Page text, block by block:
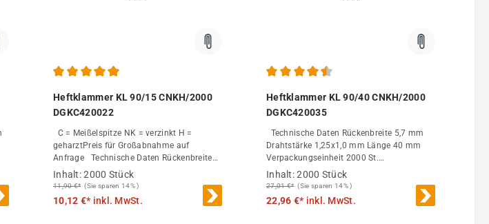
Heftklammer KL 90/15 CNKH/2000
DGKC420022
geharztPreis für Großabnahme auf
Anfrage Technische Daten Rückenbreite
5,7 mm Drahtstärke 1,25x1,0 mm Länge 15
mm Verpackungseinheit 2000 St.
Inhalt:2000 Stück
11,90 €* (Sie sparen 14% )
10,12 €* inkl. MwSt.
Heftklammer KL 90/40 CNKH/2000
DGKC420035
Technische Daten Rückenbreite 5,7 mm
Drahtstärke 1,25x1,0 mm Länge 40 mm
Verpackungseinheit 2000 St.
Großabnahme 20000 St.
Inhalt:2000 Stück
27,01 €* (Sie sparen 14% )
22,96 €* inkl. MwSt.